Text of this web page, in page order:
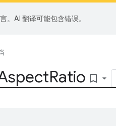
。AI 翻译可能包含错误。
Ratio bookmark_border